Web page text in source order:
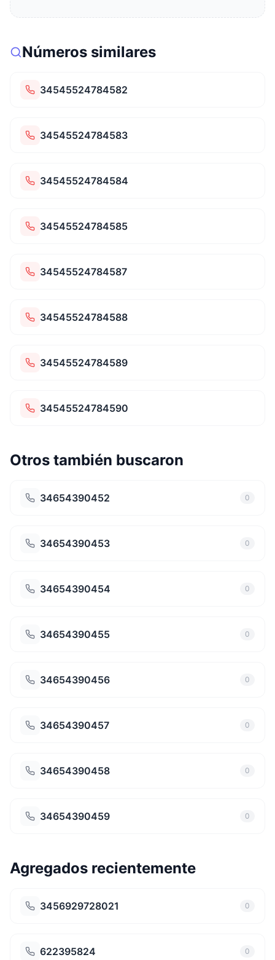
Números similares
34545524784582
34545524784583
34545524784584
34545524784585
34545524784587
34545524784588
34545524784589
34545524784590
Otros también buscaron
34654390452 0
34654390453 0
34654390454 0
34654390455 0
34654390456 0
34654390457 0
34654390458 0
34654390459 0
Agregados recientemente
3456929728021 0
622395824 0